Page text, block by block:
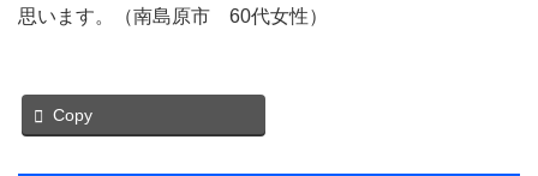
思います。（南島原市 60代女性）
Copy